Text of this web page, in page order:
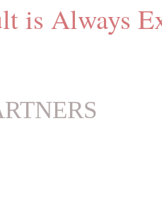
is Always